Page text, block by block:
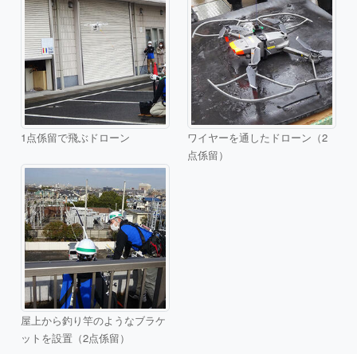
1点係留で飛ぶドローン
ワイヤーを通したドローン（2
点係留）
屋上から釣り竿のようなブラケ
ットを設置（2点係留）